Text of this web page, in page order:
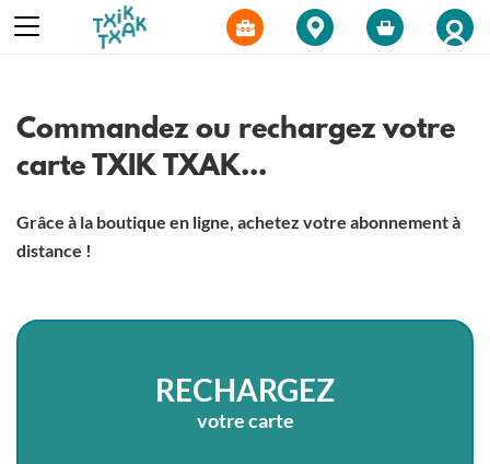
Commandez ou rechargez votre
carte TXIK TXAK...
Grâce à la boutique en ligne, achetez votre abonnement à
distance !
RECHARGEZ
votre carte